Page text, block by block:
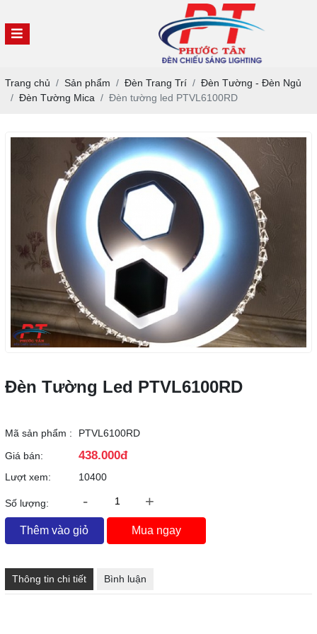
Trang chủ Sản phẩm Đèn Trang Trí
Đèn Tường - Đèn Ngủ
Đèn Tường Mica
Đèn tường led PTVL6100RD
Đèn Tường Led PTVL6100RD
Mã sản phẩm :
PTVL6100RD
Giá bán:
438.000đ
Lượt xem: 10400
Số lượng: - +
Thêm vào giỏ Mua ngay
Thông tin chi tiết Bình luận